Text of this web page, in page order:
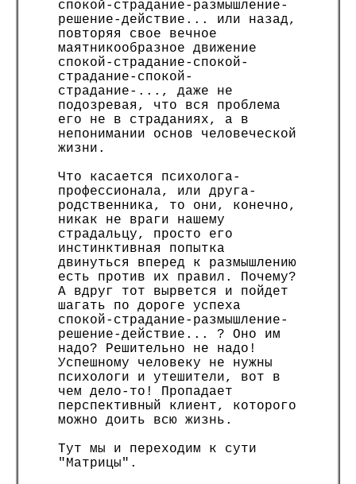
спокой-страдание-размышление-
решение-действие... или назад,
повторяя свое вечное
маятникообразное движение
спокой-страдание-спокой-
страдание-спокой-
страдание-..., даже не
подозревая, что вся проблема
его не в страданиях, а в
непонимании основ человеческой
жизни.
Что касается психолога-
профессионала, или друга-
родственника, то они, конечно,
никак не враги нашему
страдальцу, просто его
инстинктивная попытка
двинуться вперед к размышлению
есть против их правил. Почему?
А вдруг тот вырвется и пойдет
шагать по дороге успеха
спокой-страдание-размышление-
решение-действие... ? Оно им
надо? Решительно не надо!
Успешному человеку не нужны
психологи и утешители, вот в
чем дело-то! Пропадает
перспективный клиент, которого
можно доить всю жизнь.
Тут мы и переходим к сути
"Матрицы".